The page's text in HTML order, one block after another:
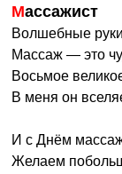
Массажист
Волшебные
Массаж — это
Восьмое
В меня он
И с Днём
Желаем